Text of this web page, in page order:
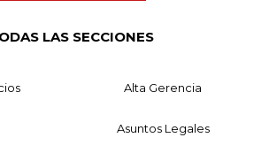
LAS SECCIONES
Alta Gerencia
Asuntos Legales